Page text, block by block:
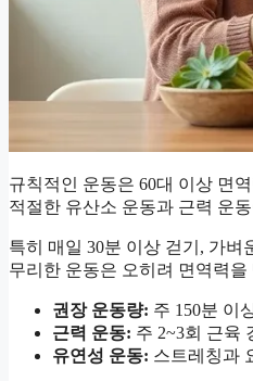
규칙적인 운동은 60대 이상 면
적절한 유산소 운동과 근력 운
특히 매일 30분 이상 걷기, 가
무리한 운동은 오히려 면역력
권장 운동량: 주 150분 이
근력 운동: 주 2~3회 근육
유연성 운동: 스트레칭과